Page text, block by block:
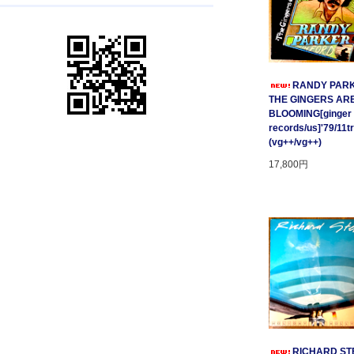
RANDY
THE GINGERS
BLOOMING[ginger
records/us]'79/
(vg++/vg++)
17,800円
RICHARD